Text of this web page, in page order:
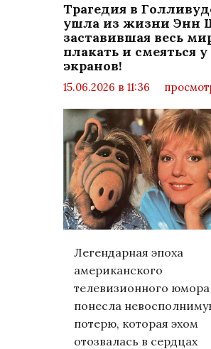
Трагедия в
ушла из жизни Энн
заставившая весь
плакать и смеяться у
экранов!
15.06.2026 в 11:36
Легендарная эпоха
американского
телевизионного юмора
понесла
потерю, которая эхом
отозвалась в сердцах